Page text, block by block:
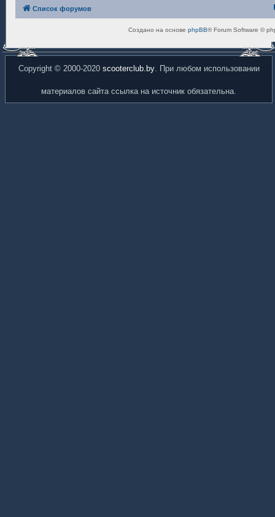
Список форумов
Создано на основе phpBB® Forum Software ©
Copyright © 2000-2020 scooterclub.by. При любом использовании
материалов сайта ссылка на источник обязательна.